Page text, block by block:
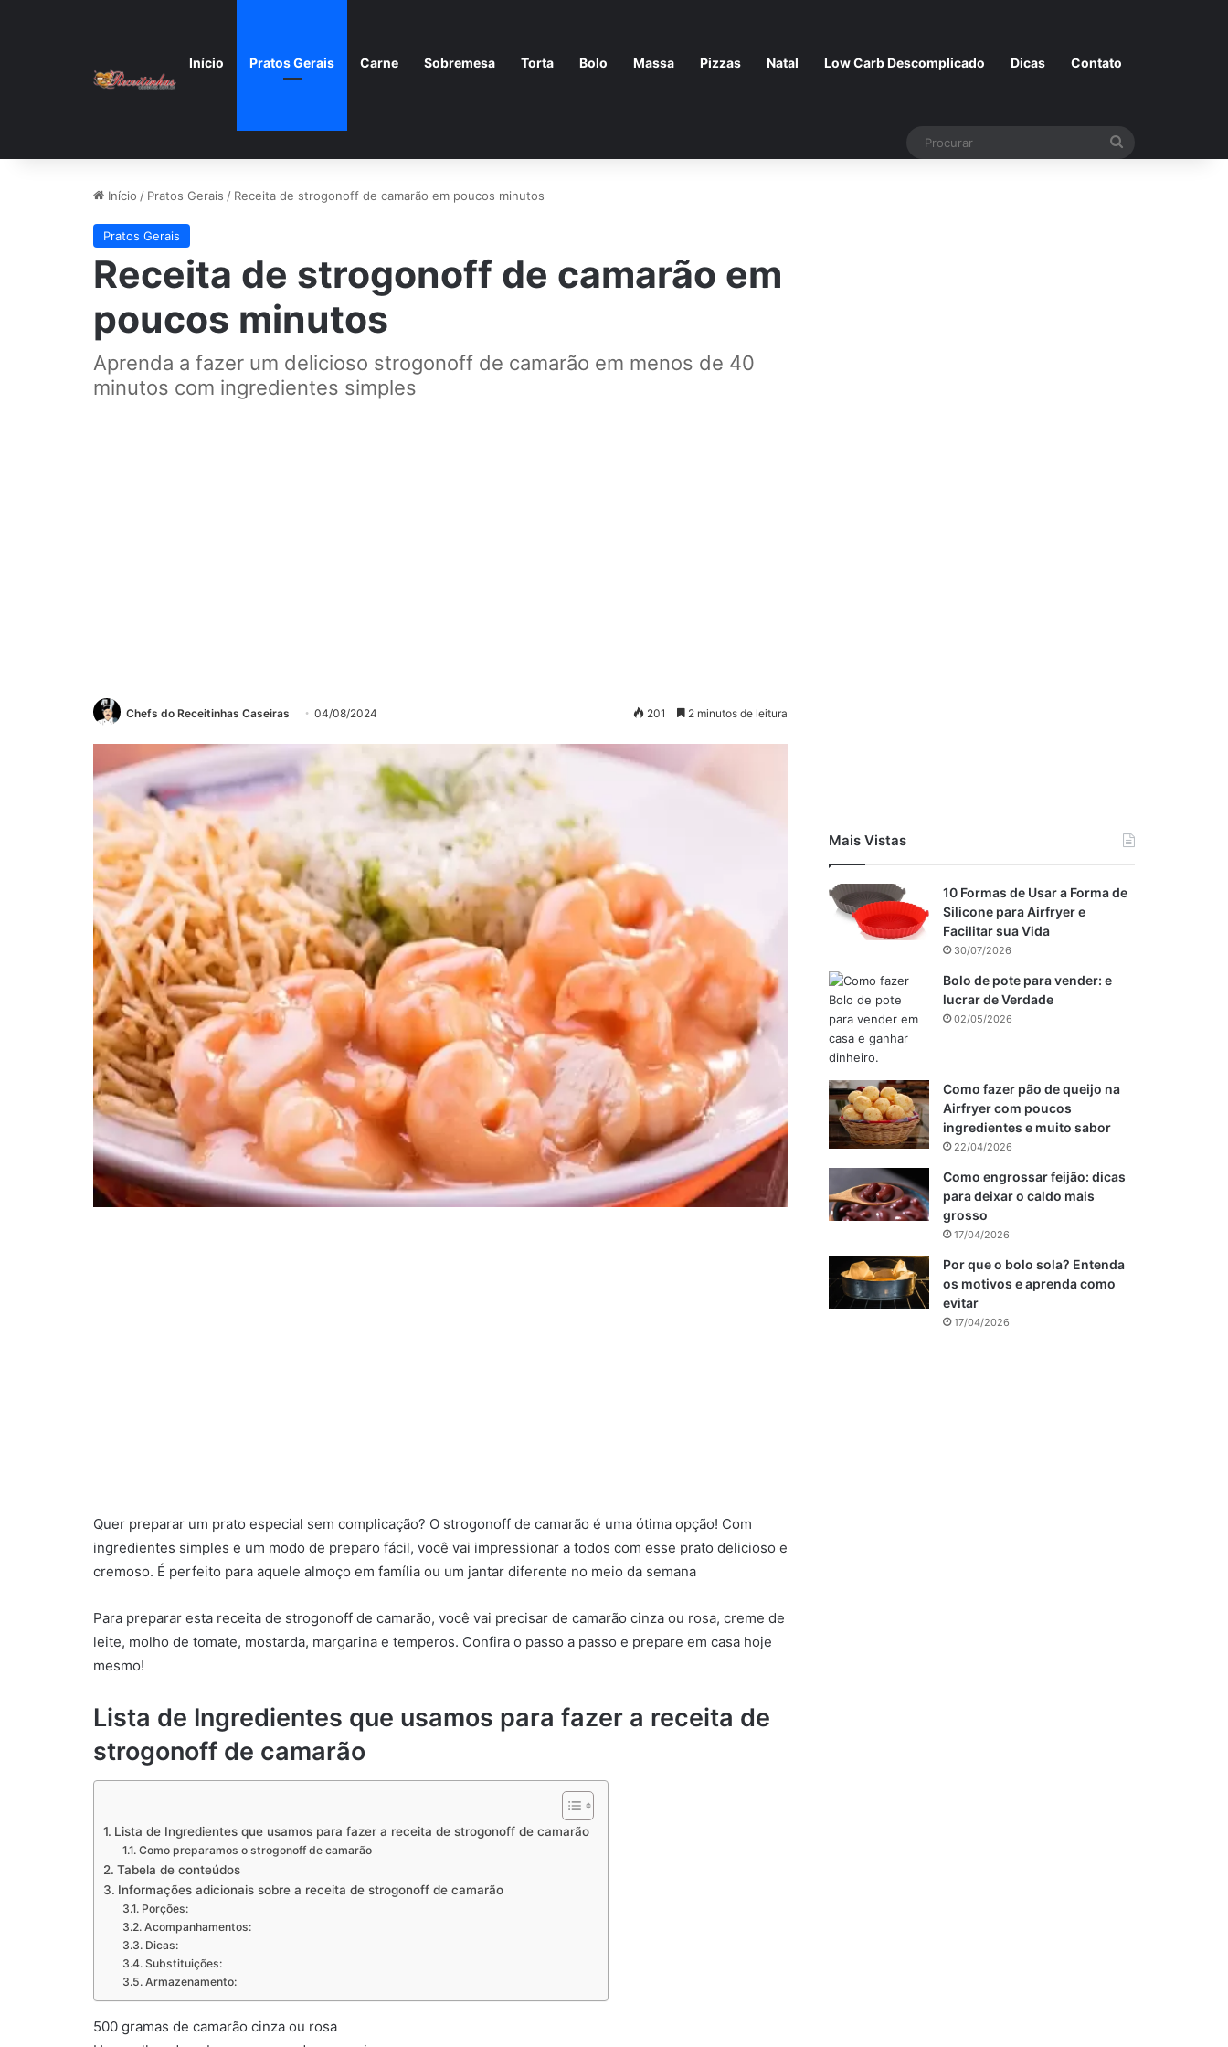
Início Pratos Gerais Carne Sobremesa Torta Bolo Massa Pizzas Natal Low Carb Descomplicado Dicas Contato
Início / Pratos Gerais / Receita de strogonoff de camarão em poucos minutos
Pratos Gerais
Receita de strogonoff de camarão em
poucos minutos
Aprenda a fazer um delicioso strogonoff de camarão em menos de 40
minutos com ingredientes simples
Chefs do Receitinhas Caseiras 04/08/2024 201 2 minutos de leitura
Quer preparar um prato especial sem complicação? O strogonoff de camarão é uma ótima opção! Com
ingredientes simples e um modo de preparo fácil, você vai impressionar a todos com esse prato delicioso e
cremoso. É perfeito para aquele almoço em família ou um jantar diferente no meio da semana
Para preparar esta receita de strogonoff de camarão, você vai precisar de camarão cinza ou rosa, creme de
leite, molho de tomate, mostarda, margarina e temperos. Confira o passo a passo e prepare em casa hoje
mesmo!
Lista de Ingredientes que usamos para fazer a receita de
strogonoff de camarão
Lista de Ingredientes que usamos para fazer a receita de strogonoff de camarão
Como preparamos o strogonoff de camarão
Tabela de conteúdos
Informações adicionais sobre a receita de strogonoff de camarão
Porções:
Acompanhamentos:
Dicas:
Substituições:
Armazenamento:
500 gramas de camarão cinza ou rosa
Mais Vistas
10 Formas de Usar a Forma de
Silicone para Airfryer e
Facilitar sua Vida
30/07/2026
Bolo de pote para vender: e
lucrar de Verdade
02/05/2026
Como fazer pão de queijo na
Airfryer com poucos
ingredientes e muito sabor
22/04/2026
Como engrossar feijão: dicas
para deixar o caldo mais
grosso
17/04/2026
Por que o bolo sola? Entenda
os motivos e aprenda como
evitar
17/04/2026